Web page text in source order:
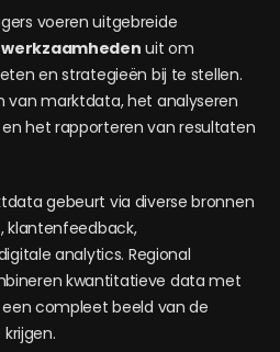
voeren uitgebreide
uit om
en strategieën bij te stellen.
marktdata, het analyseren
het rapporteren van resultaten
gebeurt via diverse bronnen
klantenfeedback,
analytics. Regional
kwantitatieve data met
compleet beeld van de